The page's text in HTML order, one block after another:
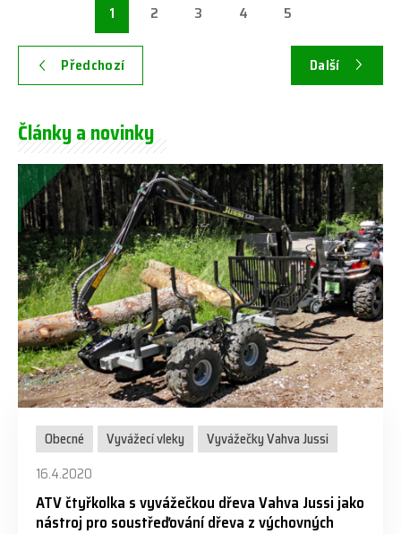
Předchozí
1 2 3 4 5
Další
Články a novinky
Obecné Vyvážecí vleky
Vyvážečky Vahva Jussi
16.4.2020
ATV čtyřkolka s vyvážečkou dřeva Vahva Jussi jako
nástroj pro soustřeďování dřeva z výchovných